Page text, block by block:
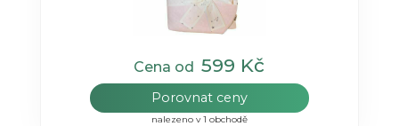
Cena od599 Kč
Porovnat ceny
nalezeno v 1 obchodě